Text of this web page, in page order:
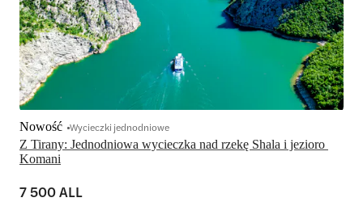
Z Tirany: Jednodniowa wycieczka nad rzekę Shala i jezioro
Komani
Nowość Wycieczki jednodniowe
7 500 ALL